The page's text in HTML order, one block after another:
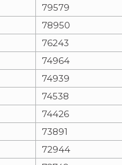
79579
78950
76243
74964
74939
74538
74426
73891
72944